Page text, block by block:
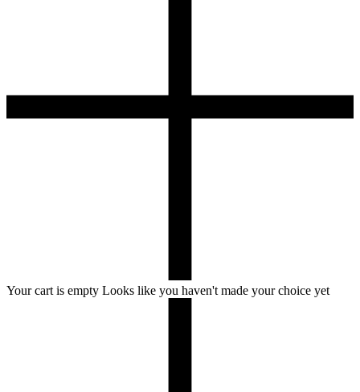
Your cart is empty Looks like you haven't made your choice yet